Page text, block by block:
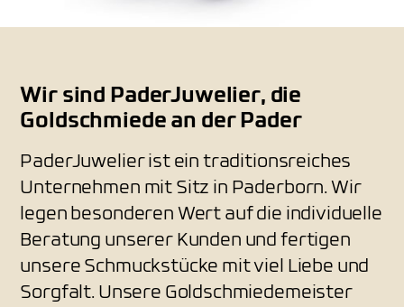
Wir sind PaderJuwelier, die
Goldschmiede an der Pader
PaderJuwelier ist ein traditionsreiches
Unternehmen mit Sitz in Paderborn. Wir
legen besonderen Wert auf die individuelle
Beratung unserer Kunden und fertigen
unsere Schmuckstücke mit viel Liebe und
Sorgfalt. Unsere Goldschmiedemeister